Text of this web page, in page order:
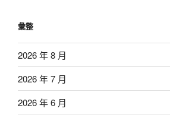
彙整
2026 年 8 月
2026 年 7 月
2026 年 6 月